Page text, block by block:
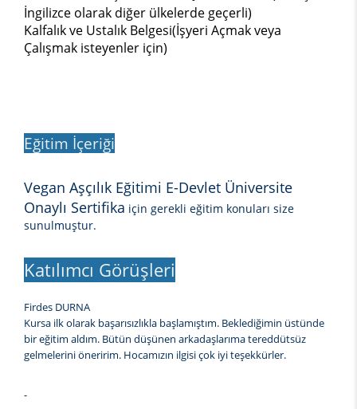
İngilizce olarak diğer ülkelerde geçerli)
Kalfalık ve Ustalık Belgesi(İşyeri Açmak veya
Çalışmak isteyenler için)
Eğitim İçeriği
Vegan Aşçılık Eğitimi E-Devlet Üniversite
Onaylı Sertifika için gerekli eğitim konuları size
sunulmuştur.
Katılımcı Görüşleri
Firdes DURNA
Kursa ilk olarak başarısızlıkla başlamıştım. Beklediğimin üstünde
bir eğitim aldım. Bütün düşünen arkadaşlarıma tereddütsüz
gelmelerini öneririm. Hocamızın ilgisi çok iyi teşekkürler.
-